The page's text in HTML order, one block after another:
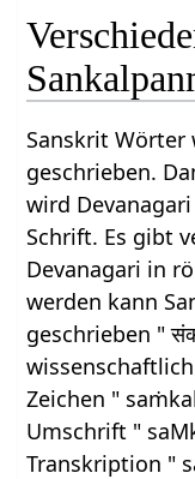
Sanskrit
geschrieben.
wird
Schrift. Es gibt
Devanagari in
werden kann
geschrieben "
Zeichen "
Umschrift "
Transkription "